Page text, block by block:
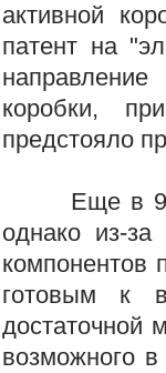
активной
патент на
коробки,
предстояло
Еще в 90-е
однако из-за
компонентов
готовым к
достаточной
возможного